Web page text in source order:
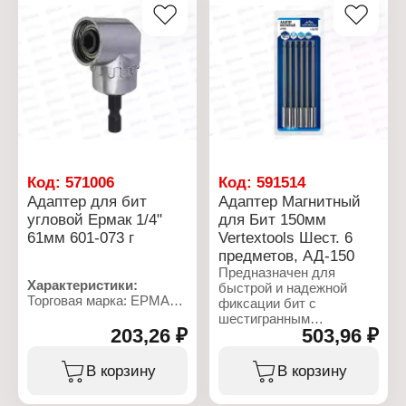
монтажом выдержаны в
течение 2 ч при
температуре не ниже +5
Характеристики:
Торговая марка: Jakko
Артикул: 101238321K
Тип товара: Адаптер
водоснабжения и
отопления
Вариация: фитинг
Размер: 32x1"
Вид резьбы: наружная
Материал резьбового
соединения: латунь
(никелированная)
Код: 571006
Адаптер для бит
угловой Ермак 1/4"
61мм 601-073 г
Характеристики:
Торговая марка: ЕРМАК
Тип товара: Адаптер для
Вид: угловой
Посадка: 1/4"
203,26 ₽
В корзину
Код:591514
Адаптер Магнитный
для Бит 150мм
Vertextools Шест. 6
предметов, АД-150
Предназначен для
быстрой и надежной
фиксации бит с
шестигранным
хвостовиком в отвертке
Благодаря
быстрозажимному
503,96 ₽
В корзину